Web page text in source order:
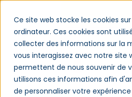
Ce site web stocke les cookies
ordinateur. Ces cookies sont
collecter des informations sur la
vous interagissez avec notre site
permettent de nous souvenir de
utilisons ces informations afin
de personnaliser votre
Contact